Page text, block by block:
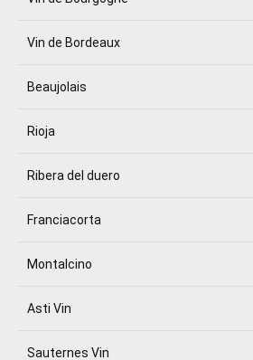
Vin de Bordeaux
Beaujolais
Rioja
Ribera del duero
Franciacorta
Montalcino
Asti Vin
Sauternes Vin